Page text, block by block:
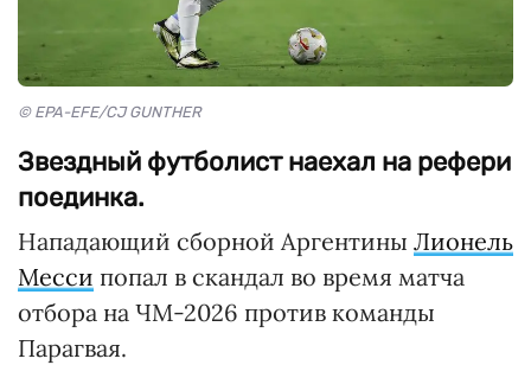
© EPA-EFE/CJ GUNTHER
Звездный футболист наехал на рефери
поединка.
Нападающий сборной Аргентины Лионель
Месси попал в скандал во время матча
отбора на ЧМ-2026 против команды
Парагвая.